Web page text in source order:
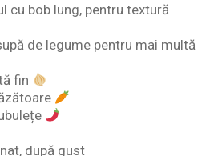
cu bob lung, pentru textură
de legume pentru mai multă
fin
după gust